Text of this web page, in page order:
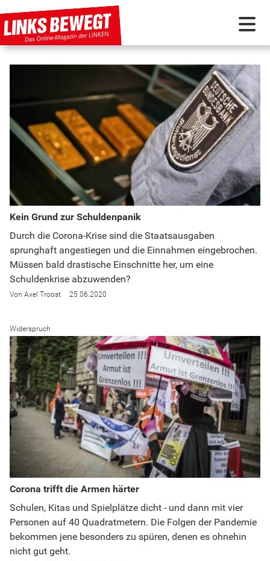
PARTEI IN BEWEGUNG
PROGRAMMDEBATTE
KUNSTSTOFF
DISKUSSIONSSTOFF
INTERNATIONAL
Kein Grund zur Schuldenpanik
Durch die Corona-Krise sind die Staatsausgaben
sprunghaft angestiegen und die Einnahmen eingebrochen.
Müssen bald drastische Einschnitte her, um eine
Schuldenkrise abzuwenden?
Axel Troost 25.06.2020
Widerspruch
Corona trifft die Armen härter
Schulen, Kitas und Spielplätze dicht - und dann mit vier
Personen auf 40 Quadratmetern. Die Folgen der Pandemie
bekommen jene besonders zu spüren, denen es ohnehin
nicht gut geht.